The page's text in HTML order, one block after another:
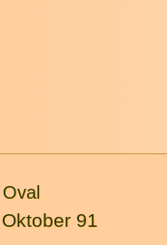
Oval
Oktober 91